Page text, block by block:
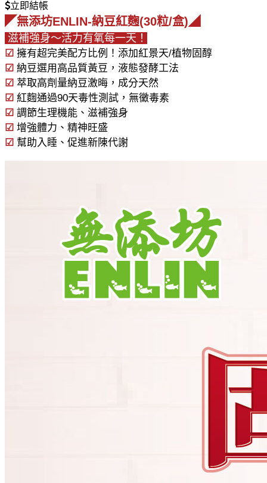
立即結帳
◤無添坊ENLIN-納豆紅麴(30粒/盒)◢
滋補強身～活力有氧每一天！
☑ 擁有超完美配方比例！添加紅景天/植物固醇
☑ 納豆選用高品質黃豆，液態發酵工法
☑ 萃取高劑量納豆激晦，成分天然
☑ 紅麴通過90天毒性測試，無黴毒素
☑ 調節生理機能、滋補強身
☑ 增強體力、精神旺盛
☑ 幫助入睡、促進新陳代謝